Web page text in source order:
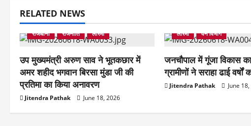
n
a
v
i
g
RELATED NEWS
राजधानी
राजनीति लोरमी
उप मुख्यमंत्री अरुण साव ने भूतकछार में
अमर शहीद भगवान बिरसा मुंडा जी की
प्रतिमा का किया अनावरण
Jitendra Pathak June 18, 2026
लोरमी
वन विभाग
जनचौपाल में गूंजा विकास
ग्रामीणों ने सराहा ढाई वर्षों
Jitendra Pathak June